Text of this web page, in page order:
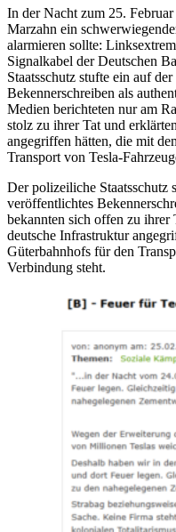
In der Nacht zum 25.
Marzahn ein
alarmieren sollte:
Signalkabel der Deutschen
Staatsschutz stufte ein auf
Bekennerschreiben als
Medien berichteten nur am
stolz zu ihrer Tat und
angegriffen hätten, die mit
Transport von Tesla-
Der polizeiliche Staatsschutz
veröffentlichtes
bekannten sich offen zu ihrer
deutsche Infrastruktur
Güterbahnhofs für den
Verbindung steht.